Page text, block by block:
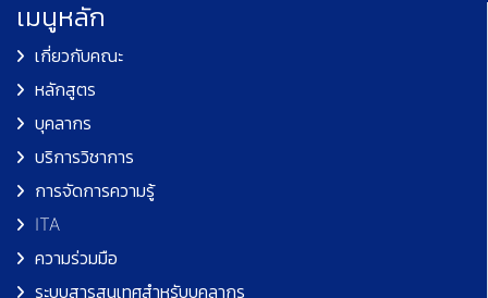
เมนูหลัก
เกี่ยวกับคณะ
หลักสูตร
บุคลากร
บริการวิชาการ
การจัดการความรู้
ITA
ความร่วมมือ
ระบบสารสนเทศสำหรับบุคลากร